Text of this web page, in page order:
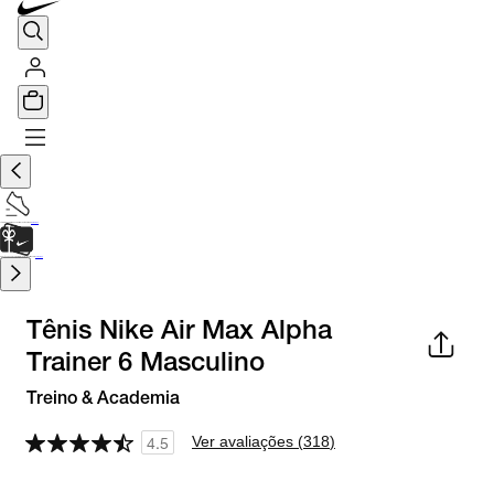
Tênis Nike Air Max Alpha
Trainer 6 Masculino
Treino & Academia
4.5 Ver avaliações (318)